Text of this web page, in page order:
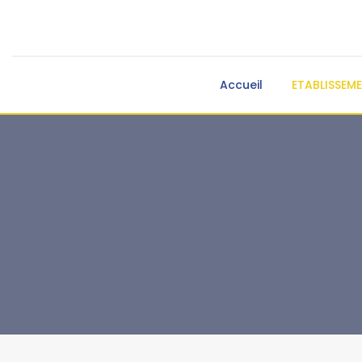
Accueil